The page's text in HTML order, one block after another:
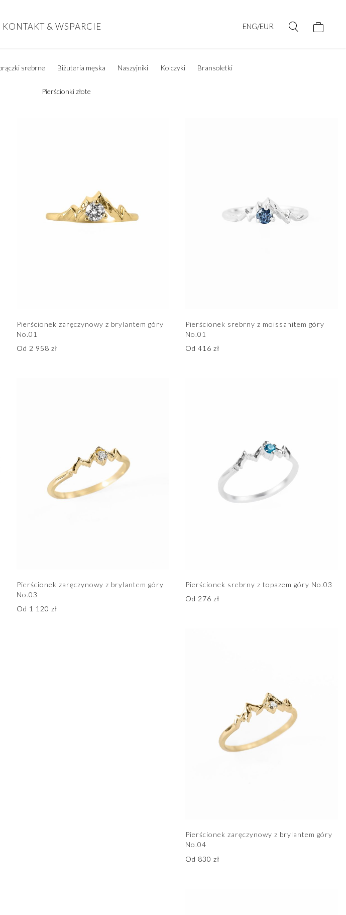
KONTAKT & WSPARCIE ENG/EUR
srebrne Biżuteria męska Naszyjniki Kolczyki Bransoletki
Pierścionki złote
Pierścionek zaręczynowy z brylantem góry
No.01
Od 2 958 zł
Pierścionek srebrny z moissanitem góry
No.01
Od 416 zł
Pierścionek zaręczynowy z brylantem góry
No.03
Od 1 120 zł
Pierścionek srebrny z topazem góry No.03
Od 276 zł
Pierścionek zaręczynowy z brylantem góry
No.04
Od 830 zł